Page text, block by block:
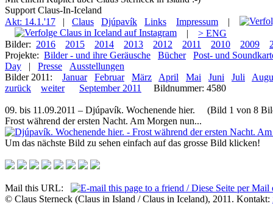
Support Claus-In-Iceland
Akt: 14.1.'17
| Claus Djúpavík Links Impressum
|
|
> ENG
Bilder: 2016 2015 2014 2013 2012 2011 2010 2009
Projekte: Bilder - und ihre Geräusche Bücher
Post- und
Day
| Presse
Ausstellungen
Bilder 2011:
Januar Februar März April Mai Juni Juli
zurück
weiter September 2011 Bildnummer: 4580
09. bis 11.09.2011 – Djúpavík. Wochenende hier. (Bild 1 von 8
Frost während der ersten Nacht. Am Morgen nun...
Um das nächste Bild zu sehen einfach auf das grosse Bild klicken!
Mail this URL:
© Claus Sterneck (Claus in Island / Claus in Iceland), 2011. Kontakt: